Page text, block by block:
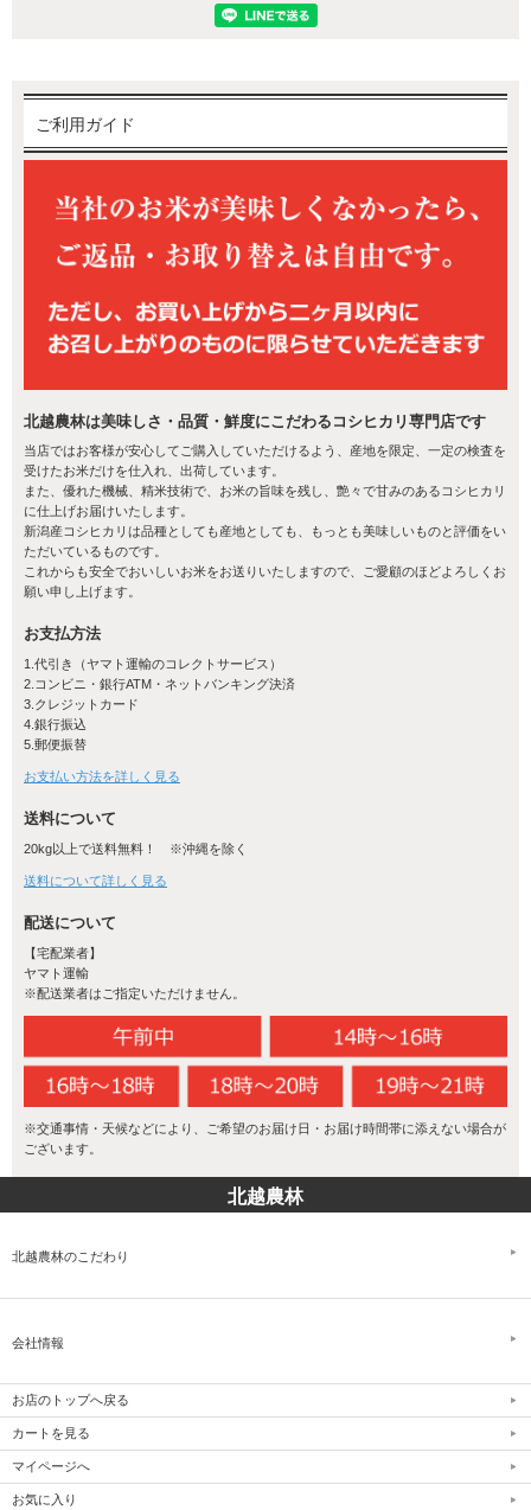
佐渡産コシヒカリが美味しい理由
水の宝庫 佐渡ヶ島
山々に囲まれた佐渡は、大地の養分をたくさん含んだ清水が流れる
水の宝庫です。
恵まれた環境でコシヒカリの旨みをさらにアップし、折り紙付きの
美味しいお米が育ちます。
旨味を引き出す寒暖差
佐渡ヶ島は、昼夜の寒暖差が大きいため、米の旨味となるデンプン
の消耗を抑えることができ、粘りのある美味しいお米が育ちます。
島ならではの海洋性気候がさらに美味しいお米を作り出します。
生産者の情熱
味しさを追求する情熱を持ち続けることから生みだされます。稲1本
1本、お米のひと粒ひと粒に心を配り、高い品質を守り抜く、生産者
のたゆまぬ努力と情熱によって支えられているのです。
ご利用ガイド
北越農林は美味しさ・品質・鮮度にこだわるコシヒカリ専門店です
当店ではお客様が安心してご購入していただけるよう、産地を限定、一定の検査を
受けたお米だけを仕入れ、出荷しています。
また、優れた機械、精米技術で、お米の旨味を残し、艶々で甘みのあるコシヒカリ
に仕上げお届けいたします。
新潟産コシヒカリは品種としても産地としても、もっとも美味しいものと評価をい
ただいているものです。
これからも安全でおいしいお米をお送りいたしますので、ご愛顧のほどよろしくお
願い申し上げます。
お支払方法
1.代引き（ヤマト運輸のコレクトサービス）
2.コンビニ・銀行ATM・ネットバンキング決済
3.クレジットカード
4.銀行振込
5.郵便振替
お支払い方法を詳しく見る
送料について
20kg以上で送料無料！ ※沖縄を除く
送料について詳しく見る
配送について
【宅配業者】
ヤマト運輸
※配送業者はご指定いただけません。
※交通事情・天候などにより、ご希望のお届け日・お届け時間帯に添えない場合が
ございます。
北越農林
北越農林のこだわり
会社情報
お店のトップへ戻る
カートを見る
マイページへ
お気に入り